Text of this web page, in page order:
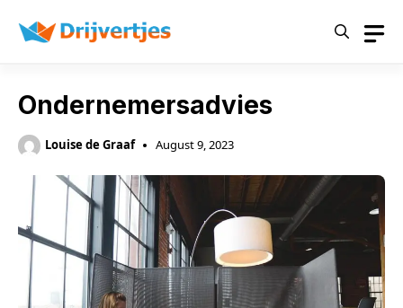
Ondernemersadvies
Louise de Graaf August 9, 2023